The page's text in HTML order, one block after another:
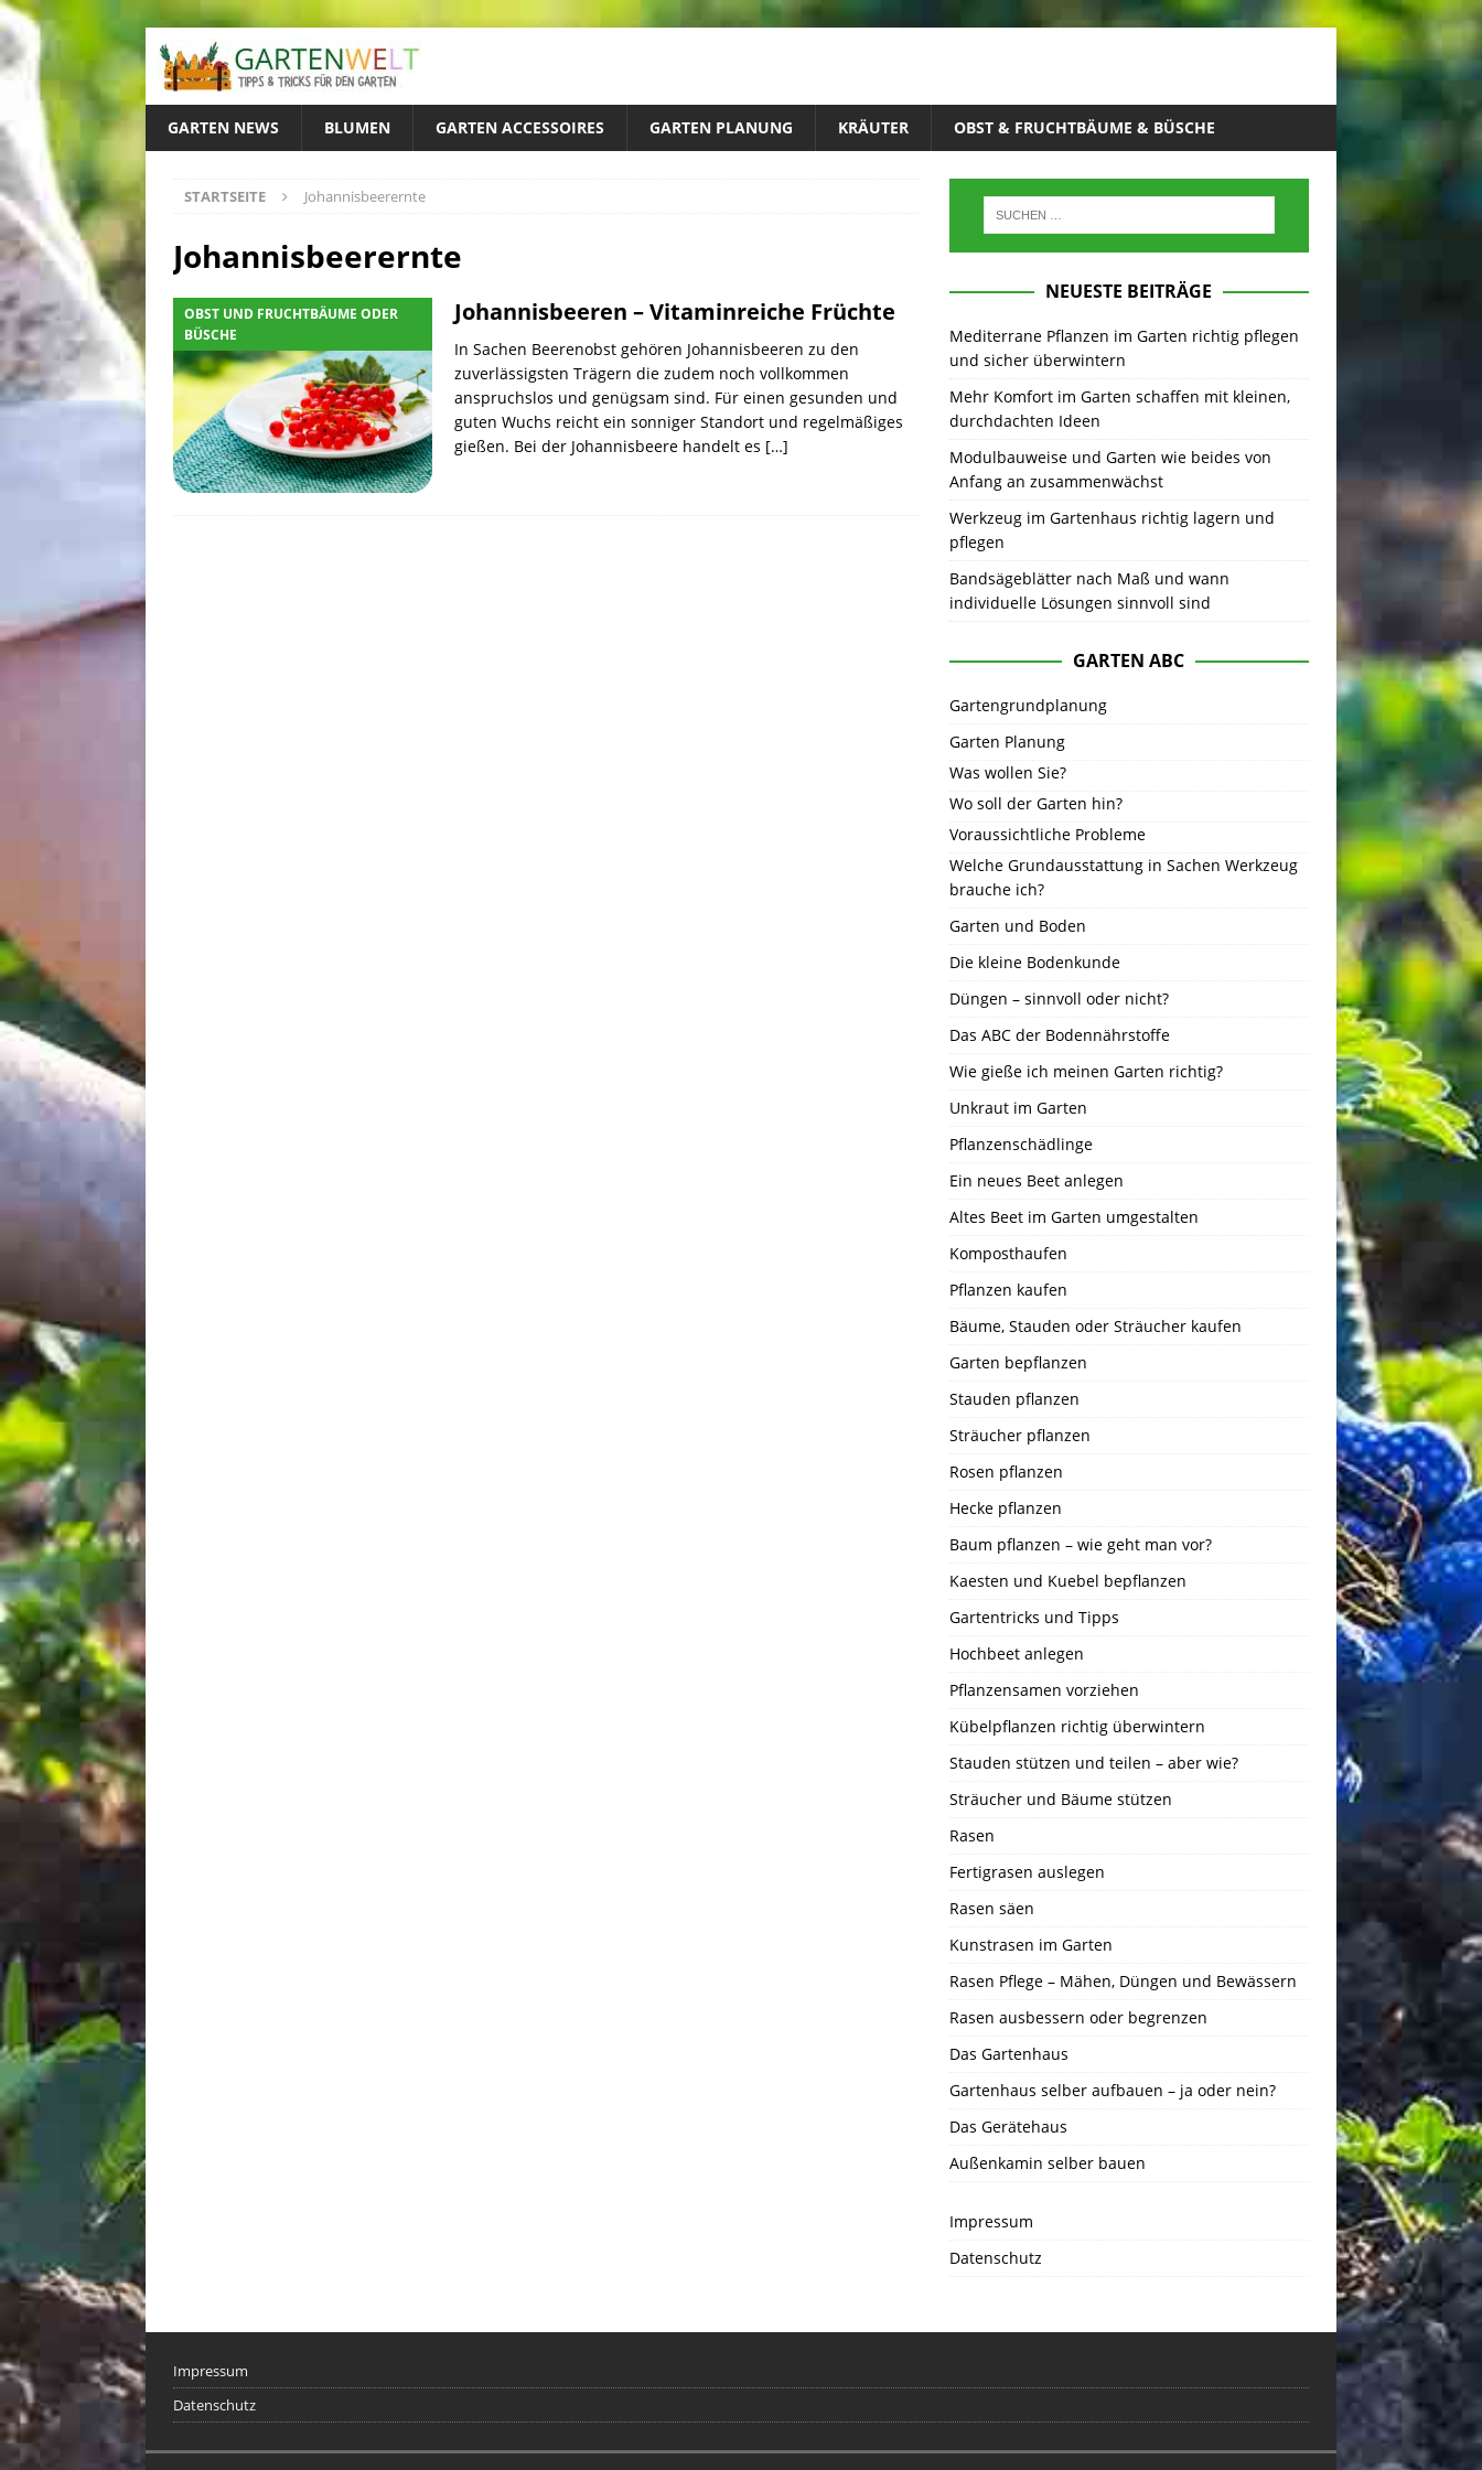
GARTEN NEWS BLUMEN GARTEN ACCESSOIRES GARTEN PLANUNG KRÄUTER OBST & FRUCHTBÄUME & BÜSCHE
STARTSEITE Johannisbeerernte
Johannisbeerernte
OBST UND FRUCHTBÄUME ODER
BÜSCHE
Johannisbeeren – Vitaminreiche Früchte
In Sachen Beerenobst gehören Johannisbeeren zu den
zuverlässigsten Trägern die zudem noch vollkommen
anspruchslos und genügsam sind. Für einen gesunden und
guten Wuchs reicht ein sonniger Standort und regelmäßiges
gießen. Bei der Johannisbeere handelt es […]
NEUESTE BEITRÄGE
Mediterrane Pflanzen im Garten richtig pflegen
und sicher überwintern
Mehr Komfort im Garten schaffen mit kleinen,
durchdachten Ideen
Modulbauweise und Garten wie beides von
Anfang an zusammenwächst
Werkzeug im Gartenhaus richtig lagern und
pflegen
Bandsägeblätter nach Maß und wann
individuelle Lösungen sinnvoll sind
GARTEN ABC
Gartengrundplanung
Garten Planung
Was wollen Sie?
Wo soll der Garten hin?
Voraussichtliche Probleme
Welche Grundausstattung in Sachen Werkzeug
brauche ich?
Garten und Boden
Die kleine Bodenkunde
Düngen – sinnvoll oder nicht?
Das ABC der Bodennährstoffe
Wie gieße ich meinen Garten richtig?
Unkraut im Garten
Pflanzenschädlinge
Ein neues Beet anlegen
Altes Beet im Garten umgestalten
Komposthaufen
Pflanzen kaufen
Bäume, Stauden oder Sträucher kaufen
Garten bepflanzen
Stauden pflanzen
Sträucher pflanzen
Rosen pflanzen
Hecke pflanzen
Baum pflanzen – wie geht man vor?
Kaesten und Kuebel bepflanzen
Gartentricks und Tipps
Hochbeet anlegen
Pflanzensamen vorziehen
Kübelpflanzen richtig überwintern
Stauden stützen und teilen – aber wie?
Sträucher und Bäume stützen
Rasen
Fertigrasen auslegen
Rasen säen
Kunstrasen im Garten
Rasen Pflege – Mähen, Düngen und Bewässern
Rasen ausbessern oder begrenzen
Das Gartenhaus
Gartenhaus selber aufbauen – ja oder nein?
Das Gerätehaus
Außenkamin selber bauen
Impressum
Datenschutz
Impressum
Datenschutz